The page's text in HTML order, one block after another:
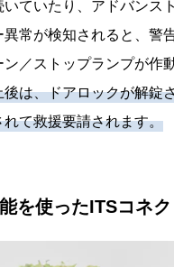
いていたり、アドバンス
異常が検知されると、警
ン／ストップランプが作
後は、ドアロックが解錠
れて救援要請されます。
を使ったITSコネク